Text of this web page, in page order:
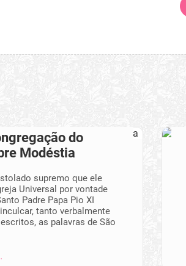
do
Modéstia
supremo que ele
Universal por vontade
Padre Papa Pio XI
tanto verbalmente
as palavras de São